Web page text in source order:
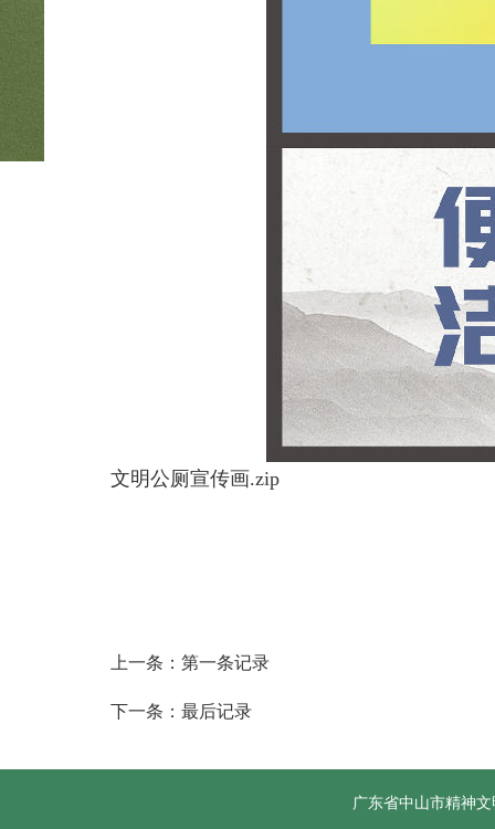
文明公厕宣传画.zip
上一条：第一条记录
下一条：最后记录
广东省中山市精神